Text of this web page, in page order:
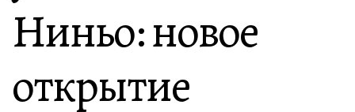
Ниньо: новое
открытие